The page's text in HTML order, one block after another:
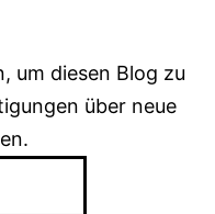
um diesen Blog zu
über neue